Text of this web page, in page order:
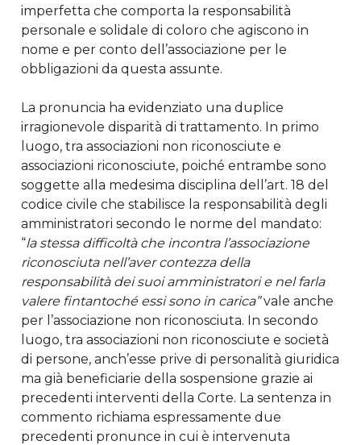
imperfetta che comporta la responsabilità
personale e solidale di coloro che agiscono in
nome e per conto dell’associazione per le
obbligazioni da questa assunte.
La pronuncia ha evidenziato una duplice
irragionevole disparità di trattamento. In primo
luogo, tra associazioni non riconosciute e
associazioni riconosciute, poiché entrambe sono
soggette alla medesima disciplina dell’art. 18 del
codice civile che stabilisce la responsabilità degli
amministratori secondo le norme del mandato:
“la stessa difficoltà che incontra l’associazione
riconosciuta nell’aver contezza della
responsabilità dei suoi amministratori e nel farla
valere fintantoché essi sono in carica”vale anche
per l’associazione non riconosciuta. In secondo
luogo, tra associazioni non riconosciute e società
di persone, anch’esse prive di personalità giuridica
ma già beneficiarie della sospensione grazie ai
precedenti interventi della Corte. La sentenza in
commento richiama espressamente due
precedenti pronunce in cui è intervenuta